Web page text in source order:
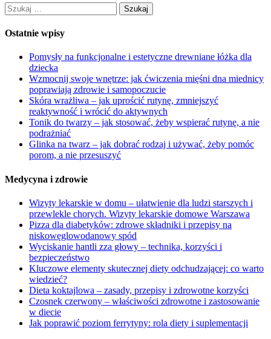
Szukaj:
Ostatnie wpisy
Pomysły na funkcjonalne i estetyczne drewniane łóżka dla
dziecka
Wzmocnij swoje wnętrze: jak ćwiczenia mięśni dna miednicy
poprawiają zdrowie i samopoczucie
Skóra wrażliwa – jak uprościć rutynę, zmniejszyć
reaktywność i wrócić do aktywnych
Tonik do twarzy – jak stosować, żeby wspierać rutynę, a nie
podrażniać
Glinka na twarz – jak dobrać rodzaj i używać, żeby pomóc
porom, a nie przesuszyć
Medycyna i zdrowie
Wizyty lekarskie w domu – ułatwienie dla ludzi starszych i
przewlekle chorych. Wizyty lekarskie domowe Warszawa
Pizza dla diabetyków: zdrowe składniki i przepisy na
niskowęglowodanowy spód
Wyciskanie hantli zza głowy – technika, korzyści i
bezpieczeństwo
Kluczowe elementy skutecznej diety odchudzającej: co warto
wiedzieć?
Dieta koktajlowa – zasady, przepisy i zdrowotne korzyści
Czosnek czerwony – właściwości zdrowotne i zastosowanie
w diecie
Jak poprawić poziom ferrytyny: rola diety i suplementacji